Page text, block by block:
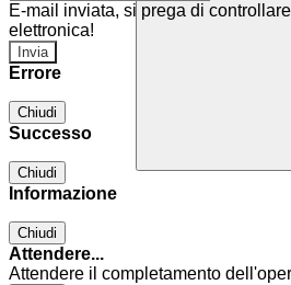
E-mail inviata, si prega di
elettronica!
Errore
Chiudi
Successo
Chiudi
Informazione
Chiudi
Attendere...
Attendere il completamento